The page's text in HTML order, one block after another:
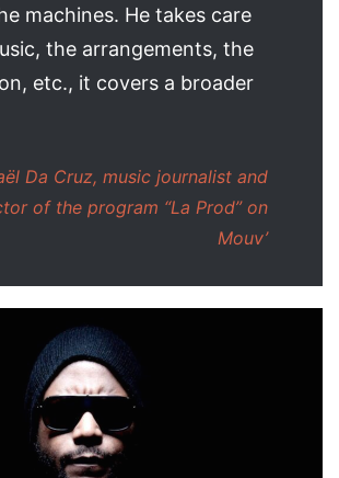
machines. He takes care
the arrangements, the
etc., it covers a broader
Da Cruz, music journalist and
of the program “La Prod” on
Mouv’